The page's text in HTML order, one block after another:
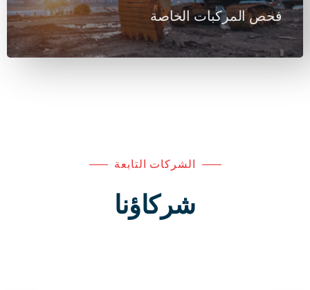
فحص المركبات الخاصة
الشركات التابعة
شركاؤنا